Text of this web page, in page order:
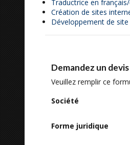
Traductrice en
Création de sites
Développement de
Demandez un devis
Veuillez remplir ce
Société
Forme juridique